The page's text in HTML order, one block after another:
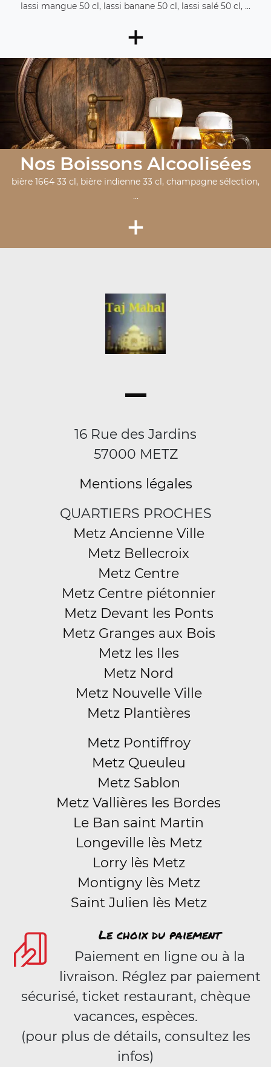
lassi mangue 50 cl, lassi banane 50 cl, lassi salé 50 cl, ...
+
Nos Boissons Alcoolisées
bière 1664 33 cl, bière indienne 33 cl, champagne sélection,
...
+
16 Rue des Jardins
57000 METZ
Mentions légales
QUARTIERS PROCHES
Metz Ancienne Ville
Metz Bellecroix
Metz Centre
Metz Centre piétonnier
Metz Devant les Ponts
Metz Granges aux Bois
Metz les Iles
Metz Nord
Metz Nouvelle Ville
Metz Plantières
Metz Pontiffroy
Metz Queuleu
Metz Sablon
Metz Vallières les Bordes
Le Ban saint Martin
Longeville lès Metz
Lorry lès Metz
Montigny lès Metz
Saint Julien lès Metz
Le choix du paiement
Paiement en ligne ou à la
livraison. Réglez par paiement
sécurisé, ticket restaurant, chèque
vacances, espèces.
(pour plus de détails, consultez les
infos)